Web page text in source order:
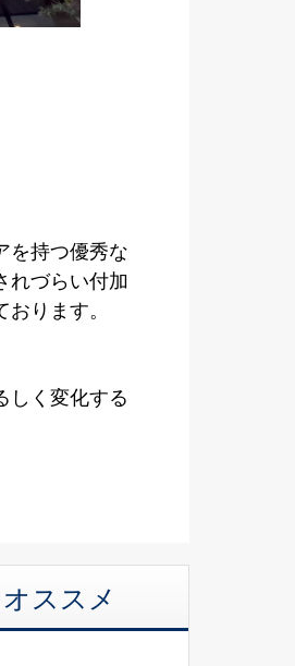
を持つ優秀な
れづらい付加
ります。
しく変化する
ススメ